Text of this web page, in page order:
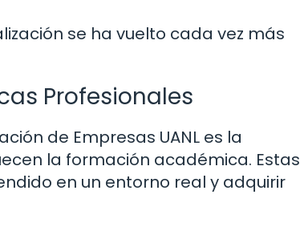
se ha vuelto cada vez más
Profesionales
de Empresas UANL es la
la formación académica. Estas
en un entorno real y adquirir